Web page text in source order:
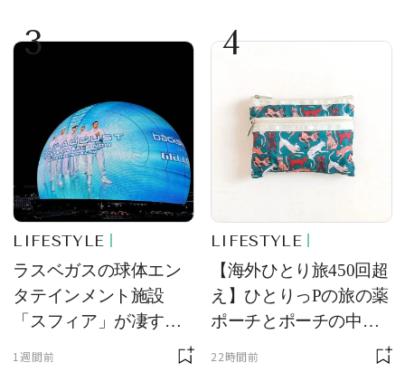
をレビュー。【それい
け！ 良品ハンター】
3
LIFESTYLE
ラスベガスの球体エン
タテインメント施設
「スフィア」が凄すぎ
た！ ひとりっPが大後
1週間前
4
LIFESTYLE
【海外ひとり旅450回超
え】ひとりっPの旅の薬
ポーチとポーチの中身
を初公開！ 本当に使え
22時間前